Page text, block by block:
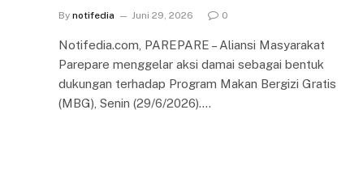
By notifedia Juni 29, 2026 0
Notifedia.com, PAREPARE – Aliansi Masyarakat
Parepare menggelar aksi damai sebagai bentuk
dukungan terhadap Program Makan Bergizi Gratis
(MBG), Senin (29/6/2026).…